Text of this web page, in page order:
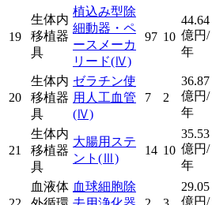
19
生体内
移植器
具
植込み型除
細動器・ペ
ースメーカ
リード(Ⅳ)
97 10
44.64
億円/
年
20
生体内
移植器
具
ゼラチン使
用人工血管
(Ⅳ)
7 2
36.87
億円/
年
21
生体内
移植器
具
大腸用ステ
ント (Ⅲ)
14 10
35.53
億円/
年
血液体 血球細胞除
29.05
億円/